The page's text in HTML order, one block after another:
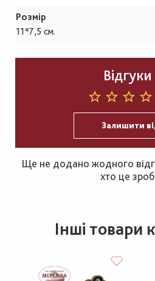
Розмір
11*7,5 см.
Залишити
Ще не додано жодного
хто це
Інші товари